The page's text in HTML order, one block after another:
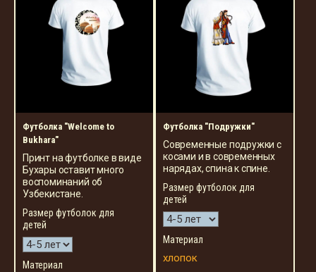
Футболка "Welcome to
Bukhara"
Принт на футболке в виде
Бухары оставит много
воспоминаний об
Узбекистане.
Размер футболок для
детей
Материал
Футболка "Подружки"
Современные подружки с
косами и в современных
нарядах, спина к спине.
Размер футболок для
детей
Материал
хлопок